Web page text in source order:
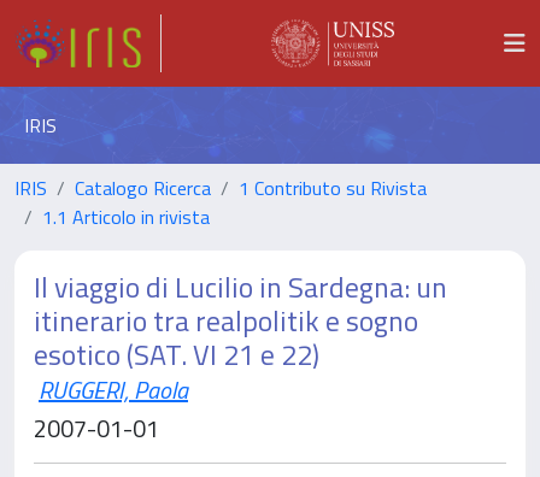
IRIS
IRIS Catalogo Ricerca
1 Contributo su Rivista
1.1 Articolo in rivista
Il viaggio di Lucilio in Sardegna: un
itinerario tra realpolitik e sogno
esotico (SAT. VI 21 e 22)
RUGGERI, Paola
2007-01-01